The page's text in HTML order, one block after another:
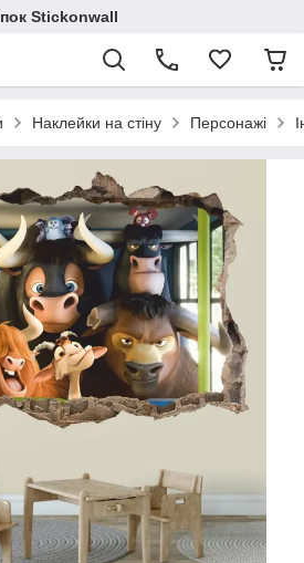
Stickonwall
Наклейки на стіну Персонажі